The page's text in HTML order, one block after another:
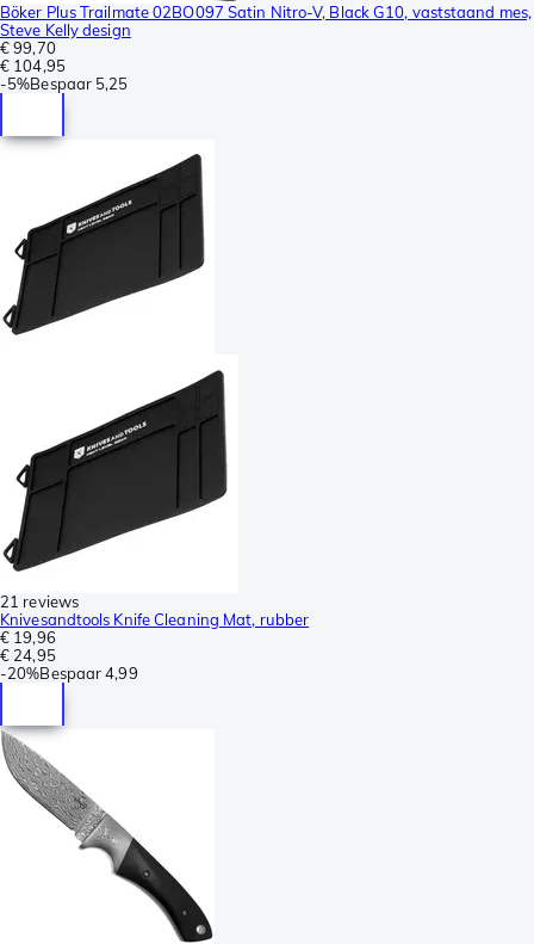
Böker Plus Trailmate 02BO097 Satin Nitro-V, Black G10, vaststaand mes,
Steve Kelly design
€ 99,70
€ 104,95
-5%Bespaar 5,25
21 reviews
Knivesandtools Knife Cleaning Mat, rubber
€ 19,96
€ 24,95
-20%Bespaar 4,99